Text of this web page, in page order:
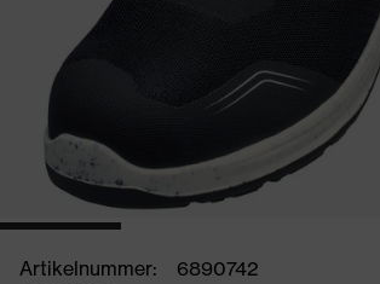
Artikelnummer:
6890742